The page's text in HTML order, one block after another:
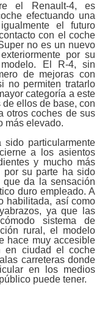
el Renault-4, es
efectuando una
el futuro
con el coche
no es un nuevo
por su
El R-4, sin
de mejoras con
no permiten tratarlo
categoría a este
ellos de base, con
otros coches de sus
más elevado.
particularmente
a los asientos
y mucho más
por su parte ha sido
que da la sensación
duro empleado. A
habilitada, así como
ya que las
sistema de
rural, el modelo
hace muy accesible
en ciudad el coche
carreteras donde
en los medios
puede tener.